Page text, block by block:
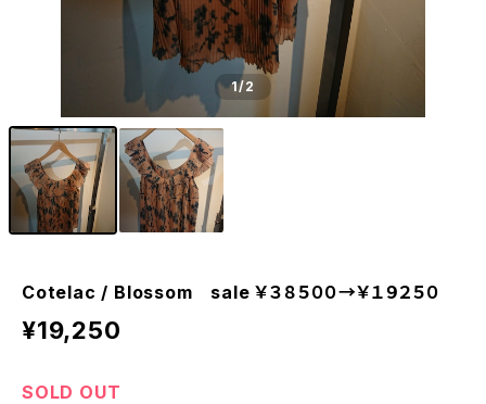
1/2
Cotelac / Blossom sale ￥３８５００→￥１９２５０
¥19,250
SOLD OUT